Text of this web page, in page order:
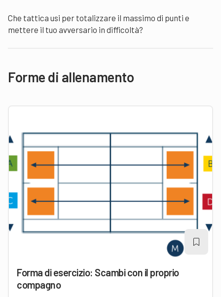
Che tattica usi per totalizzare il massimo di punti e
mettere il tuo avversario in difficoltà?
Forme di allenamento
Forma di esercizio: Scambi con il proprio
compagno